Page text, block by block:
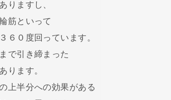
りますし、
筋といって
６０度回っています。
で引き締まった
ります。
上半分への効果がある